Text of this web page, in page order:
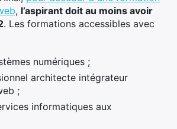
, l’aspirant doit au moins avoir
. Les formations accessibles avec
numériques ;
architecte intégrateur
;
informatiques aux